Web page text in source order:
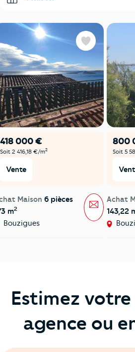
418 000 €
Soit 2 416,18 €/m2
Vente
Maison 6 pièces
m2
Bouzigues
Favoris
Message
800
Soit 5
Achat
143,22
Estimez
agence ou